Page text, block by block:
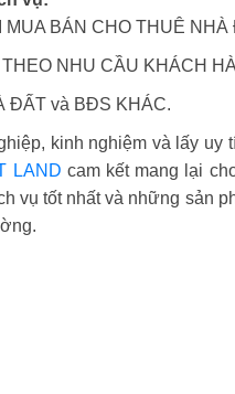
MUA BÁN CHO THUÊ NHÀ
NHU CẦU KHÁCH
ĐẤT và BĐS KHÁC.
kinh nghiệm và lấy uy
LAND cam kết mang lại
vụ tốt nhất và những sản